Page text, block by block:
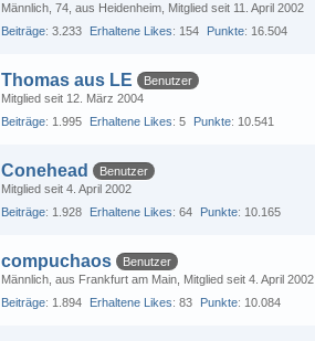
Männlich 74 aus Heidenheim Mitglied seit 11. April 2002
Beiträge 3.233 Erhaltene Likes 154 Punkte 16.504
Thomas aus LE
Benutzer
Mitglied seit 12. März 2004
Beiträge 1.995 Erhaltene Likes 5 Punkte 10.541
Conehead
Benutzer
Mitglied seit 4. April 2002
Beiträge 1.928 Erhaltene Likes 64 Punkte 10.165
compuchaos
Benutzer
Männlich aus Frankfurt am Main Mitglied seit 4. April 2002
Beiträge 1.894 Erhaltene Likes 83 Punkte 10.084